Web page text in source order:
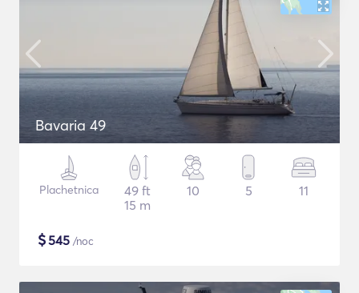
Bavaria 49
Plachetnica
49 ft
15 m
10 5 11
$545 /noc